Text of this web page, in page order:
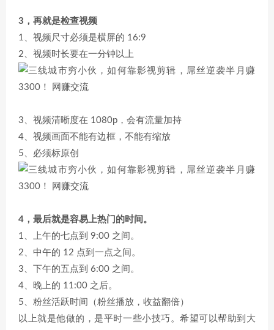
3，再就是检查视频
1、视频尺寸必须是横屏的 16:9
2、视频时长要在一分钟以上
3、视频清晰度在 1080p，会有流量加持
4、视频画面不能有边框，不能有缩放
5、必须标原创
4，最后就是容易上热门的时间。
1、上午的七点到 9:00 之间。
2、中午的 12 点到一点之间。
3、下午的五点到 6:00 之间。
4、晚上的 11:00 之后。
5、粉丝活跃时间（粉丝播放，收益翻倍）
以上就是他做的，是平时一些小技巧。希望可以帮助到大